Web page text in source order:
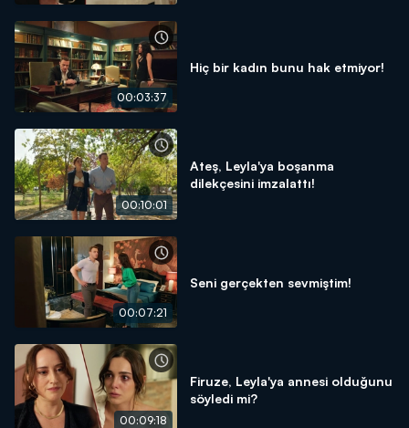
00:03:37
Hiç bir kadın bunu hak etmiyor!
00:10:01
Ateş, Leyla'ya boşanma
dilekçesini imzalattı!
00:07:21
Seni gerçekten sevmiştim!
00:09:18
Firuze, Leyla'ya annesi olduğunu
söyledi mi?